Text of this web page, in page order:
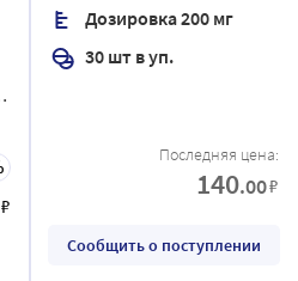
₽
Дозировка 200 мг
30 шт в уп.
Последняя цена:
140.00₽
Сообщить о поступлении